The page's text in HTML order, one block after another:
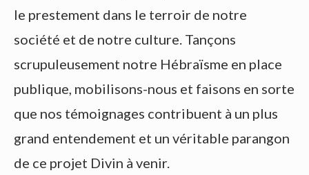
le prestement dans le terroir de notre
société et de notre culture. Tançons
scrupuleusement notre Hébraïsme en place
publique, mobilisons-nous et faisons en sorte
que nos témoignages contribuent à un plus
grand entendement et un véritable parangon
de ce projet Divin à venir.